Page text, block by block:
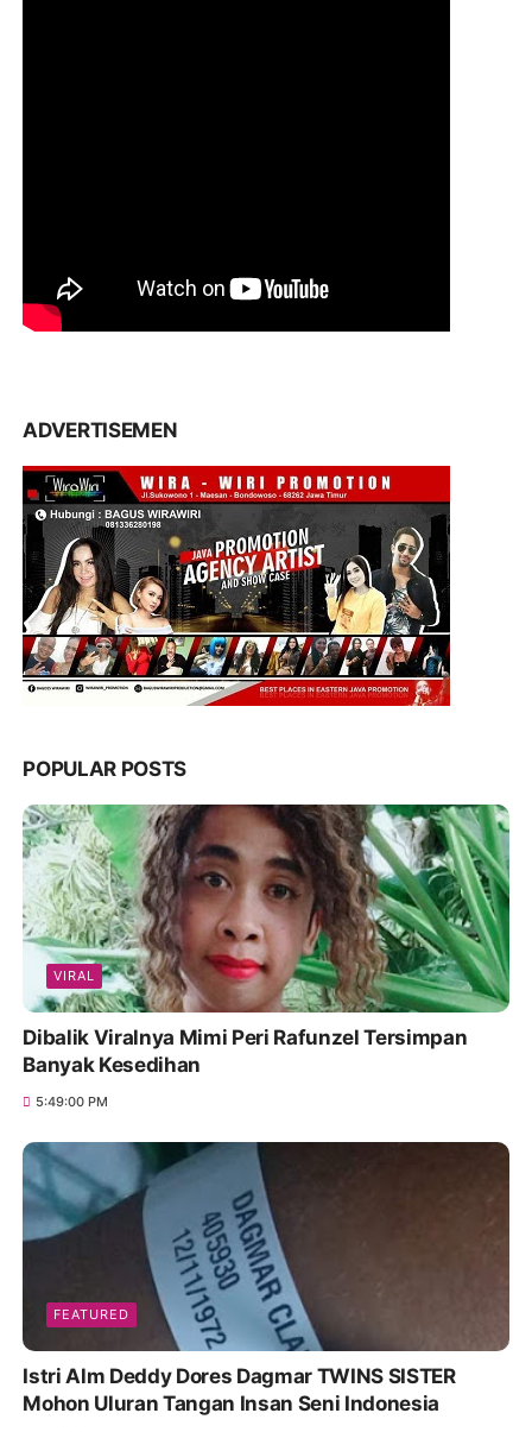
ADVERTISEMEN
POPULAR POSTS
VIRAL
Dibalik Viralnya Mimi Peri Rafunzel Tersimpan
Banyak Kesedihan
5:49:00 PM
FEATURED
Istri Alm Deddy Dores Dagmar TWINS SISTER
Mohon Uluran Tangan Insan Seni Indonesia